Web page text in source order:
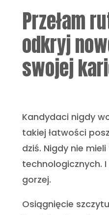
Przełam
odkryj
swojej
Kandydaci nigdy
takiej łatwości
dziś. Nigdy nie
technologicznych.
gorzej.
Osiągnięcie